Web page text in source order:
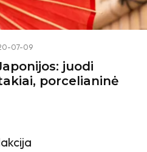
07-09
juodi
porcelianinė